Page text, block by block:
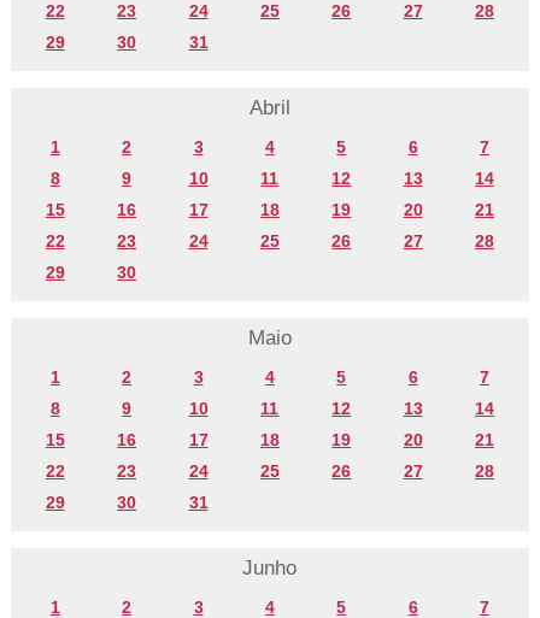
22
23 24 25 26 27
28
29
30 31
Abril
1 2 3 4 5 6
7
8
9 10 11 12 13
14
15
16 17 18 19 20
21
22
23 24 25 26 27
28
29
30
Maio
1 2 3 4 5 6
7
8
9 10 11 12 13
14
15
16 17 18 19 20
21
22
23 24 25 26 27
28
29
30 31
Junho
1 2 3 4 5 6
7